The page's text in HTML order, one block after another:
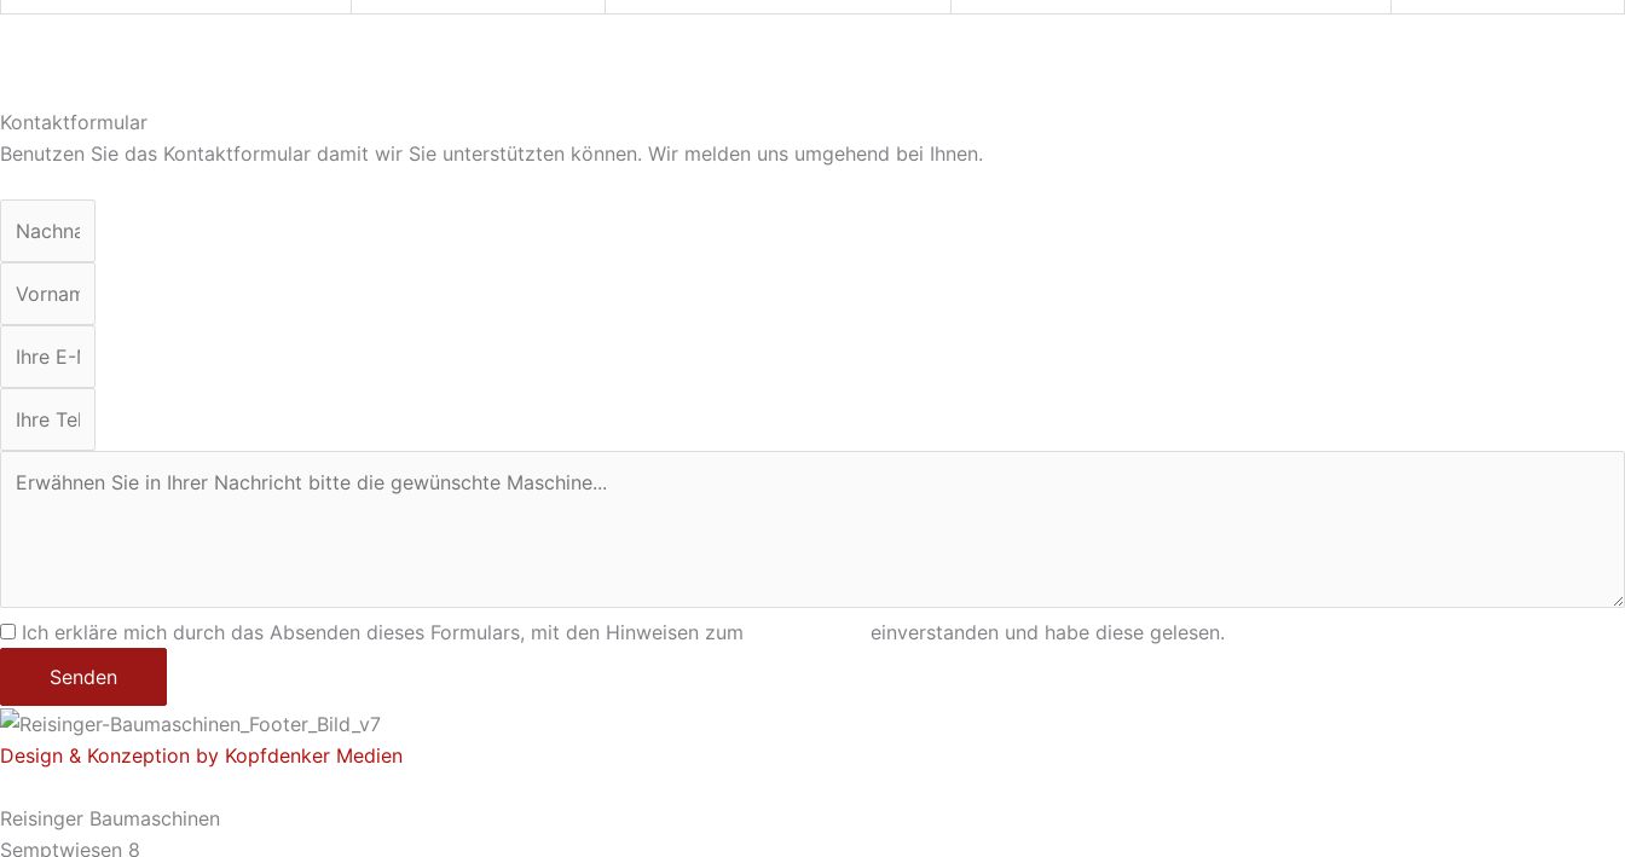
Kontaktformular
Benutzen Sie das Kontaktformular damit wir Sie unterstützten können. Wir melden uns umgehend bei Ihnen.
Ich erkläre mich durch das Absenden dieses Formulars, mit den Hinweisen zum
einverstanden und habe diese gelesen.
Senden
Design & Konzeption by Kopfdenker Medien
Reisinger Baumaschinen
Semptwiesen 8